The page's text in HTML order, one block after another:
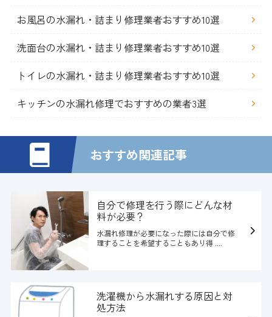
お風呂の水漏れ・詰まり修理業者おすすめ10選
洗面台の水漏れ・詰まり修理業者おすすめ10選
トイレの水漏れ・詰まり修理業者おすすめ10選
キッチンの水漏れ修理でおすすめの業者3選
おすすめ関連記事
自分で修理を行う際にどんな材
料が必要？
水漏れ修理が必要になった際には自分で修
理することを希望することもあり得 ....
洗濯機から水漏れする原因と対
処方法